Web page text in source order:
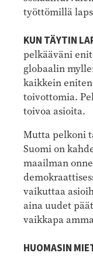
työttömillä
KUN TÄYTIN
pelkääväni
globaalin
kaikkein
toivottomia.
toivoa asioita.
Mutta pelkoni
Suomi on
maailman
vaikuttaa
aina uudet
vaikkapa
HUOMASIN